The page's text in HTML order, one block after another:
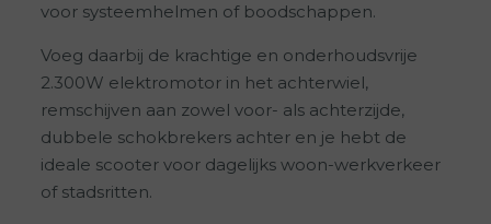
voor systeemhelmen of boodschappen.
Voeg daarbij de krachtige en onderhoudsvrije
2.300W elektromotor in het achterwiel,
remschijven aan zowel voor- als achterzijde,
dubbele schokbrekers achter en je hebt de
ideale scooter voor dagelijks woon-werkverkeer
of stadsritten.